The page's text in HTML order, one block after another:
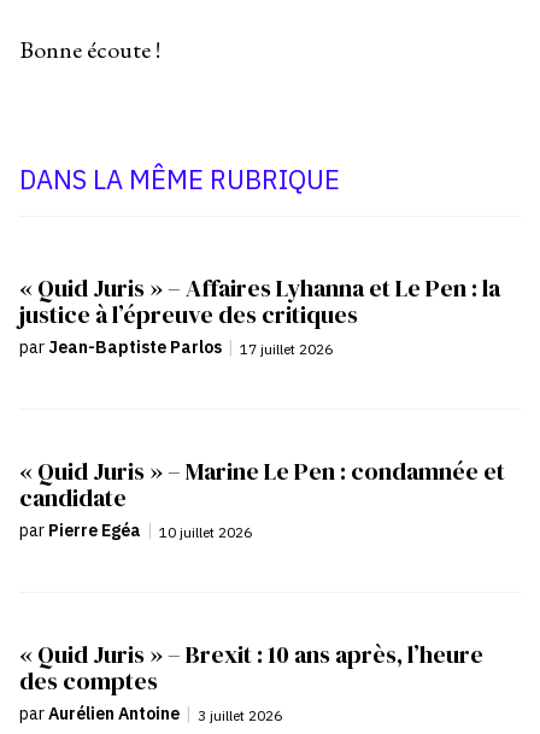
Bonne écoute !
DANS LA MÊME RUBRIQUE
« Quid Juris » – Affaires Lyhanna et Le Pen : la
justice à l’épreuve des critiques
par Jean-Baptiste Parlos | 17 juillet 2026
« Quid Juris » – Marine Le Pen : condamnée et
candidate
par Pierre Egéa | 10 juillet 2026
« Quid Juris » – Brexit : 10 ans après, l’heure
des comptes
parAurélien Antoine 3 juillet 2026